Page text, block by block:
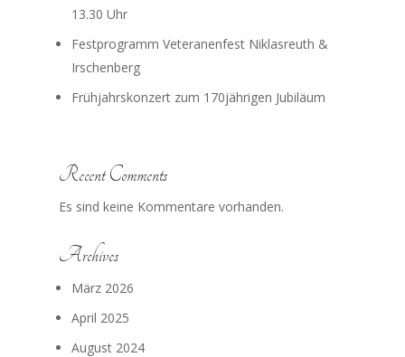
13.30 Uhr
Festprogramm Veteranenfest Niklasreuth &
Irschenberg
Frühjahrskonzert zum 170jährigen Jubiläum
Recent Comments
Es sind keine Kommentare vorhanden.
Archives
März 2026
April 2025
August 2024